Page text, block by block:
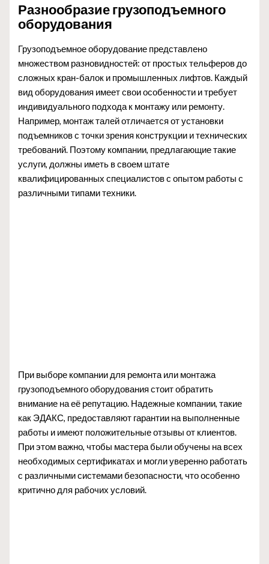
Разнообразие грузоподъемного
оборудования
Грузоподъемное оборудование представлено
множеством разновидностей: от простых тельферов до
сложных кран-балок и промышленных лифтов. Каждый
вид оборудования имеет свои особенности и требует
индивидуального подхода к монтажу или ремонту.
Например, монтаж талей отличается от установки
подъемников с точки зрения конструкции и технических
требований. Поэтому компании, предлагающие такие
услуги, должны иметь в своем штате
квалифицированных специалистов с опытом работы с
различными типами техники.
При выборе компании для ремонта или монтажа
грузоподъемного оборудования стоит обратить
внимание на её репутацию. Надежные компании, такие
как ЭДАКС, предоставляют гарантии на выполненные
работы и имеют положительные отзывы от клиентов.
При этом важно, чтобы мастера были обучены на всех
необходимых сертификатах и могли уверенно работать
с различными системами безопасности, что особенно
критично для рабочих условий.